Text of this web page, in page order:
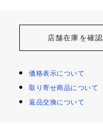
店舗在庫を確認
価格表示について
取り寄せ商品について
返品交換について